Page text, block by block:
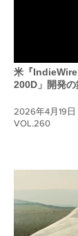
米『
200D」開発
VOL.260
2026年4月19日